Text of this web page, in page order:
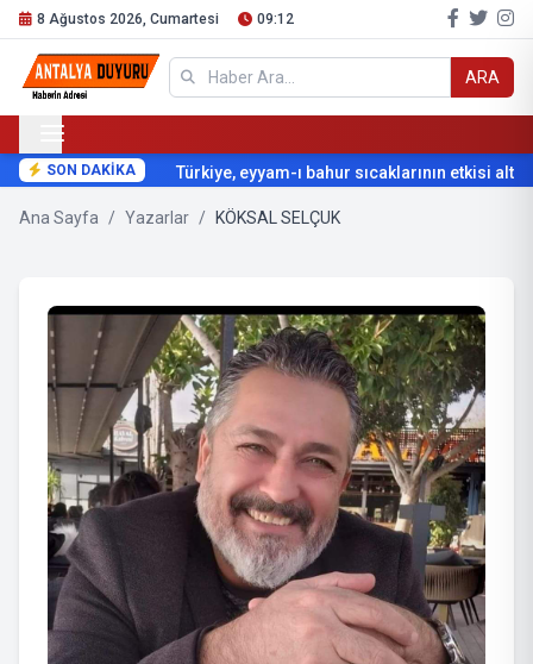
8 Ağustos 2026, Cumartesi 09:12
ARA
SON DAKİKA Türkiye, eyyam-ı bahur sıcaklarının etkisi
Ana Sayfa / Yazarlar / KÖKSAL SELÇUK